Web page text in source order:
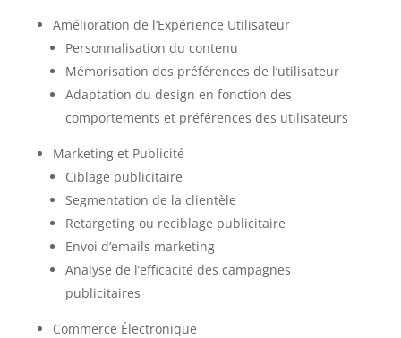
Amélioration de l’Expérience Utilisateur
Personnalisation du contenu
Mémorisation des préférences de l’utilisateur
Adaptation du design en fonction des
comportements et préférences des utilisateurs
Marketing et Publicité
Ciblage publicitaire
Segmentation de la clientèle
Retargeting ou reciblage publicitaire
Envoi d’emails marketing
Analyse de l’efficacité des campagnes
publicitaires
Commerce Électronique